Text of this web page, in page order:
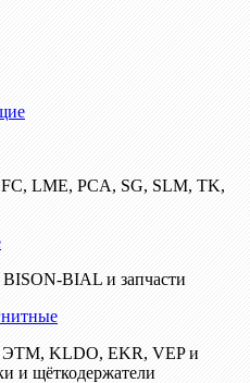
LME, PCA, SG, SLM, TK,
BIAL и запчасти
KLDO, EKR, VEP и
и щёткодержатели